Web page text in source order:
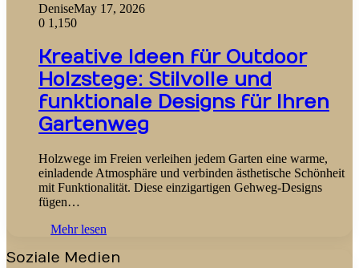
DeniseMay 17, 2026
0 1,150
Kreative Ideen für Outdoor
Holzstege: Stilvolle und
funktionale Designs für Ihren
Gartenweg
Holzwege im Freien verleihen jedem Garten eine warme,
einladende Atmosphäre und verbinden ästhetische Schönheit
mit Funktionalität. Diese einzigartigen Gehweg-Designs
fügen…
Mehr lesen
Soziale Medien